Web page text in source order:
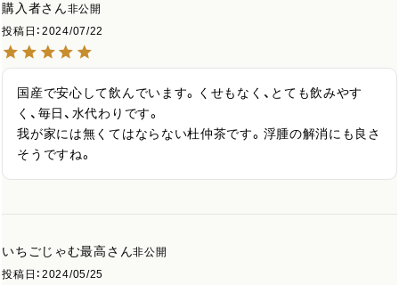
購入者
非公開
投稿日
2024/07/22
国産で安心して飲んでいます。くせもなく、とても飲みやす
く、毎日、水代わりです。
我が家には無くてはならない杜仲茶です。浮腫の解消にも良さ
そうですね。
いちごじゃむ最高
非公開
投稿日
2024/05/25